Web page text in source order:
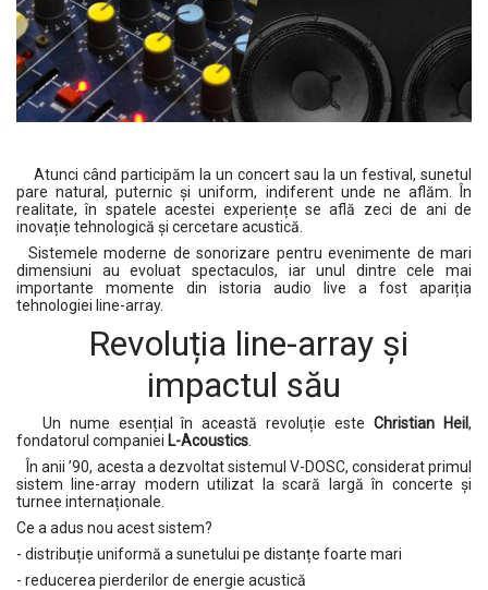
Atunci când participăm la un concert sau la un festival, sunetul
pare natural, puternic și uniform, indiferent unde ne aflăm. În
realitate, în spatele acestei experiențe se află zeci de ani de
inovație tehnologică și cercetare acustică.
Sistemele moderne de sonorizare pentru evenimente de mari
dimensiuni au evoluat spectaculos, iar unul dintre cele mai
importante momente din istoria audio live a fost apariția
tehnologiei line-array.
Revoluția line-array și
impactul său
Un nume esențial în această revoluție esteChristian Heil,
fondatorul companiei L-Acoustics
În anii ’90, acesta a dezvoltat sistemul V-DOSC, considerat primul
sistem line-array modern utilizat la scară largă în concerte și
turnee internaționale.
Ce a adus nou acest sistem?
- distribuție uniformă a sunetului pe distanțe foarte mari
- reducerea pierderilor de energie acustică